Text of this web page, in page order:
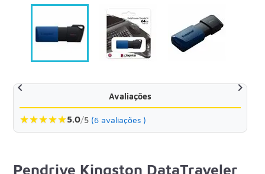
 
Avaliações
★★★★★5.0/5 (6 avaliações )
Pendrive Kingston DataTraveler